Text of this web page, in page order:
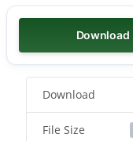
Download
Download
File Size